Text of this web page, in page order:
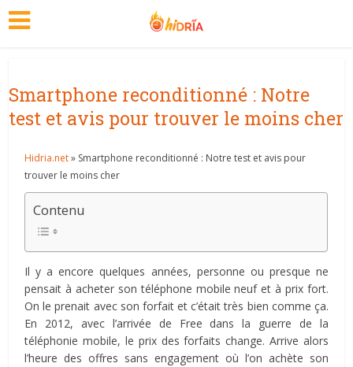
Smartphone reconditionné : Notre
test et avis pour trouver le moins cher
Hidria.net» Smartphone reconditionné : Notre test et avis pour
trouver le moins cher
Contenu
Il y a encore quelques années, personne ou presque ne
pensait à acheter son téléphone mobile neuf et à prix fort.
On le prenait avec son forfait et c’était très bien comme ça.
En 2012, avec l’arrivée de Free dans la guerre de la
téléphonie mobile, le prix des forfaits change. Arrive alors
l’heure des offres sans engagement où l’on achète son